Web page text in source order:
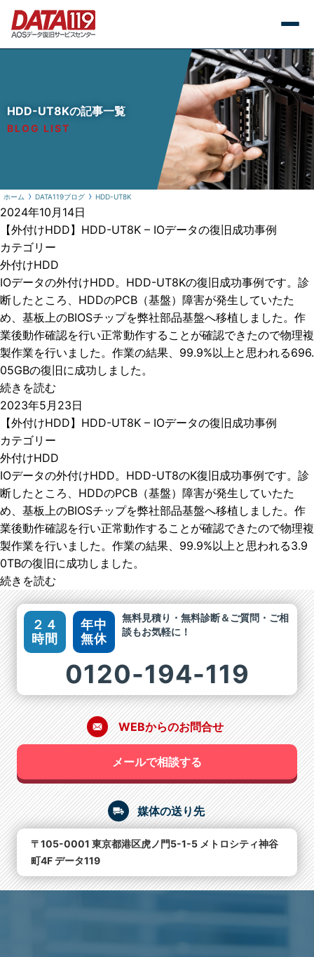
HDD-UT8Kの記事一覧
BLOG LIST
ホーム DATA119ブログ HDD-UT8K
2024年10月14日
【外付けHDD】HDD-UT8K – IOデータの復旧成功事例
カテゴリー
外付けHDD
IOデータの外付けHDD。HDD-UT8Kの復旧成功事例です。診
断したところ、HDDのPCB（基盤）障害が発生していたた
め、基板上のBIOSチップを弊社部品基盤へ移植しました。作
業後動作確認を行い正常動作することが確認できたので物理複
製作業を行いました。作業の結果、99.9%以上と思われる696.
05GBの復旧に成功しました。
続きを読む
2023年5月23日
【外付けHDD】HDD-UT8K – IOデータの復旧成功事例
カテゴリー
外付けHDD
IOデータの外付けHDD。HDD-UT8のK復旧成功事例です。診
断したところ、HDDのPCB（基盤）障害が発生していたた
め、基板上のBIOSチップを弊社部品基盤へ移植しました。作
業後動作確認を行い正常動作することが確認できたので物理複
製作業を行いました。作業の結果、99.9%以上と思われる3.9
0TBの復旧に成功しました。
続きを読む
２４
時間
年中
無休
無料見積り・無料診断＆ご質問・ご相
談もお気軽に！
0120-194-119
WEBからのお問合せ
メールで相談する
媒体の送り先
〒105-0001 東京都港区虎ノ門5-1-5 メトロシティ神谷
町4F データ119